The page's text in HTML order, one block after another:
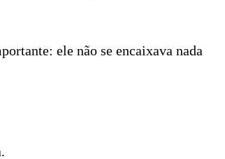
ele não se encaixava nada